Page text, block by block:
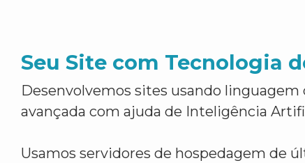
Seu Site com Tecnologia
Desenvolvemos sites usando linguagem
avançada com ajuda de Inteligência
Usamos servidores de hospedagem de